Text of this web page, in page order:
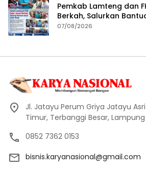
Pemkab Lamteng dan
Berkah, Salurkan
Warga
07/08/2026
Jl. Jatayu Perum Griya Jatayu Asri
Timur, Terbanggi Besar,
0852 7362 0153
bisnis.karyanasional@gmail.com